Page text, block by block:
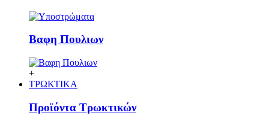
Βαφη Πουλιων
+
ΤΡΩΚΤΙΚΑ
Προϊόντα Τρωκτικών